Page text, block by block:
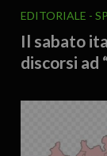
EDITORIALE
Il sabato
discorsi ad